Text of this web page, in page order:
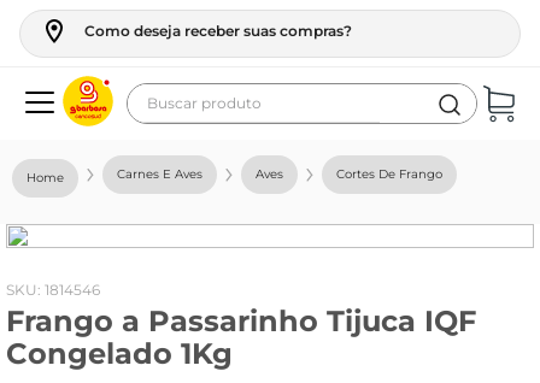
Como deseja receber suas compras?
Buscar produto
Carnes E Aves Aves Cortes De Frango
: 1814546
Frango a Passarinho Tijuca IQF
Congelado 1Kg
geladeira
fogao
café
cerveja